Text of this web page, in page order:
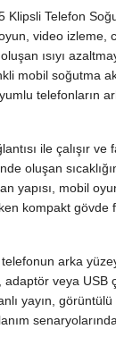
Klipsli Telefon
video izleme,
ısıyı
mobil soğutma
telefonların
ile çalışır ve
oluşan
yapısı, mobil
kompakt gövde
telefonun arka
veya USB
yayın,